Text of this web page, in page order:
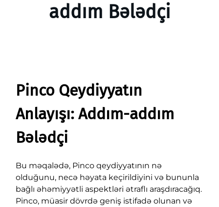
addım Bələdçi
Pinco Qeydiyyatın
Anlayışı: Addım-addım
Bələdçi
Bu məqalədə, Pinco qeydiyyatının nə
olduğunu, necə həyata keçirildiyini və bununla
bağlı əhəmiyyətli aspektləri ətraflı araşdıracağıq.
Pinco, müasir dövrdə geniş istifadə olunan və